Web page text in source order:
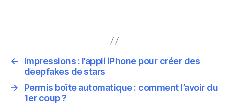
←
Impressions : l’appli iPhone pour créer des
deepfakes de stars
→
Permis boîte automatique : comment l’avoir du
1er coup ?